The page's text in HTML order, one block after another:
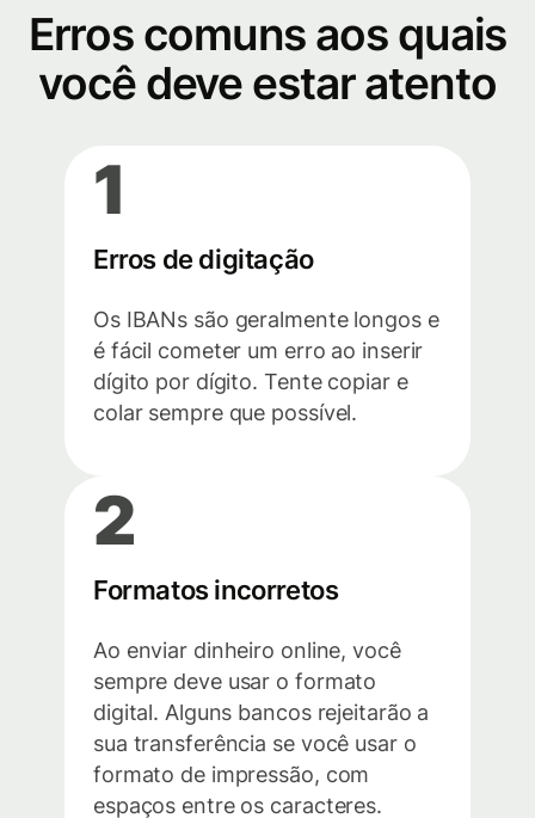
Erros comuns aos quais
você deve estar atento
1
Erros de digitação
Os IBANs são geralmente longos e
é fácil cometer um erro ao inserir
dígito por dígito. Tente copiar e
colar sempre que possível.
2
Formatos incorretos
Ao enviar dinheiro online, você
sempre deve usar o formato
digital. Alguns bancos rejeitarão a
sua transferência se você usar o
formato de impressão, com
espaços entre os caracteres.